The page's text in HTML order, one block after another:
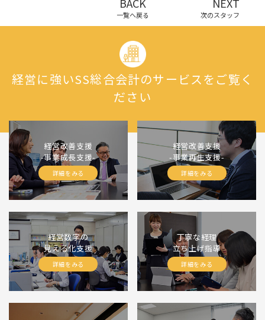
一覧へ戻る 次のスタッフ
経営に強いSS総合会計のサービスをご覧く
ださい
経営改善支援
-事業成長支援-
詳細をみる
経営改善支援
-事業再生支援-
詳細をみる
経営数字の
見える化支援
詳細をみる
丁寧な経理
立ち上げ指導
詳細をみる